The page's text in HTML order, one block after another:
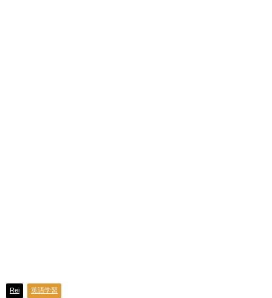
Rei 英語学習